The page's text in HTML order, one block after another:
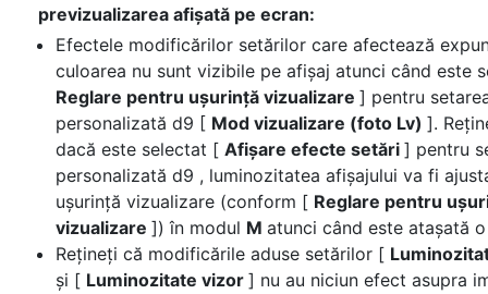
previzualizarea afișată pe ecran:
Efectele modificărilor setărilor care afectează
culoarea nu sunt vizibile pe afișaj atunci când este
Reglare pentru ușurință vizualizare ] pentru
personalizată d9 [ Mod vizualizare (foto Lv) ].
dacă este selectat [ Afișare efecte setări ] pentru
personalizată d9 , luminozitatea afișajului va fi
ușurință vizualizare (conform [ Reglare pentru
vizualizare ]) în modul M atunci când este atașată
Rețineți că modificările aduse setărilor [
și [ Luminozitate vizor ] nu au niciun efect asupra